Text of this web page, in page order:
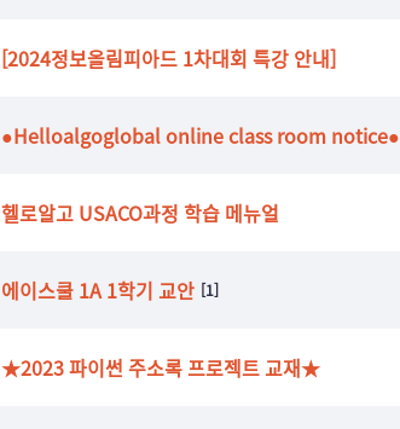
[2024정보올림피아드 1차대회 특강 안내]
●Helloalgoglobal online class room notice●
헬로알고 USACO과정 학습 메뉴얼
에이스쿨 1A 1학기 교안 [1]
★2023 파이썬 주소록 프로젝트 교재★